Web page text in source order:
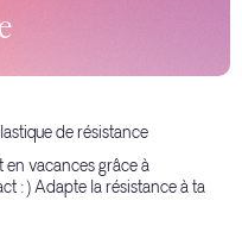
de résistance
vacances grâce à
:) Adapte la résistance à ta